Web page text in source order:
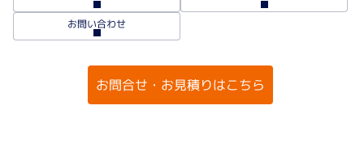
お問い合わせ
お問合せ・お見積りはこちら